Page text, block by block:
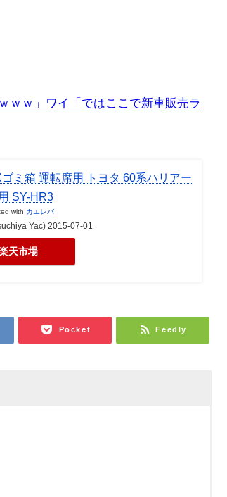
ｗｗ」ワイ「ではここで新車販売ラ
ミ箱 運転席用 トヨタ 60系ハリアー
SY-HR3
with カエレバ
Yac) 2015-07-01
天市場
Pocket Feedly